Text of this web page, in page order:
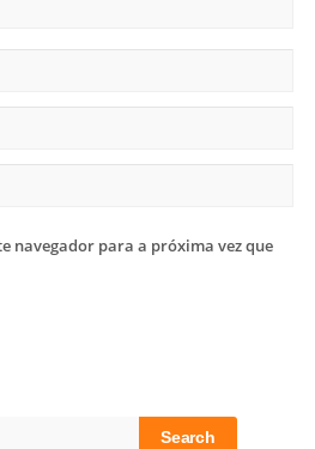
navegador para a próxima vez que